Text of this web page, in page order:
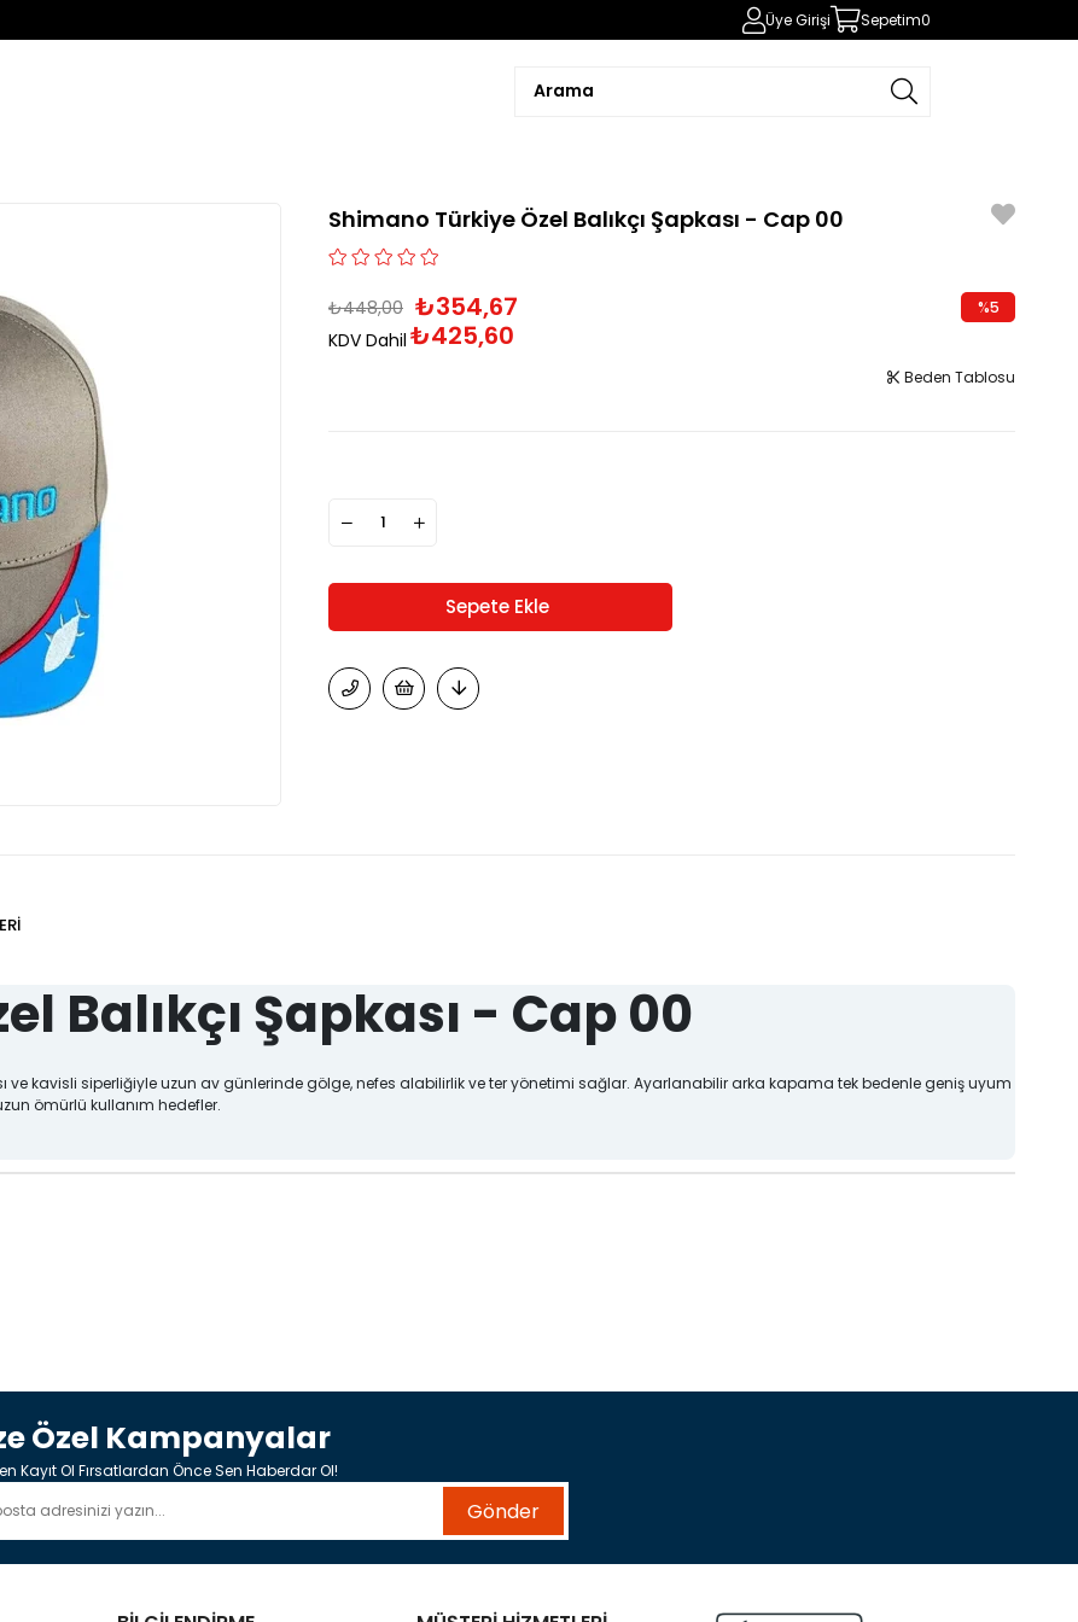
Üye Girişi Sepetim0
Shimano Türkiye Özel Balıkçı Şapkası - Cap 00
₺448,00 ₺354,67
KDV Dahil ₺425,60
%5
Beden Tablosu
Balıkçı Şapkası - Cap 00
ve kavisli siperliğiyle uzun av günlerinde gölge, nefes alabilirlik ve ter yönetimi sağlar. Ayarlanabilir arka kapama tek bedenle geniş uyum
ömürlü kullanım hedefler.
Özel Kampanyalar
Kayıt Ol Fırsatlardan Önce Sen Haberdar Ol!
Gönder